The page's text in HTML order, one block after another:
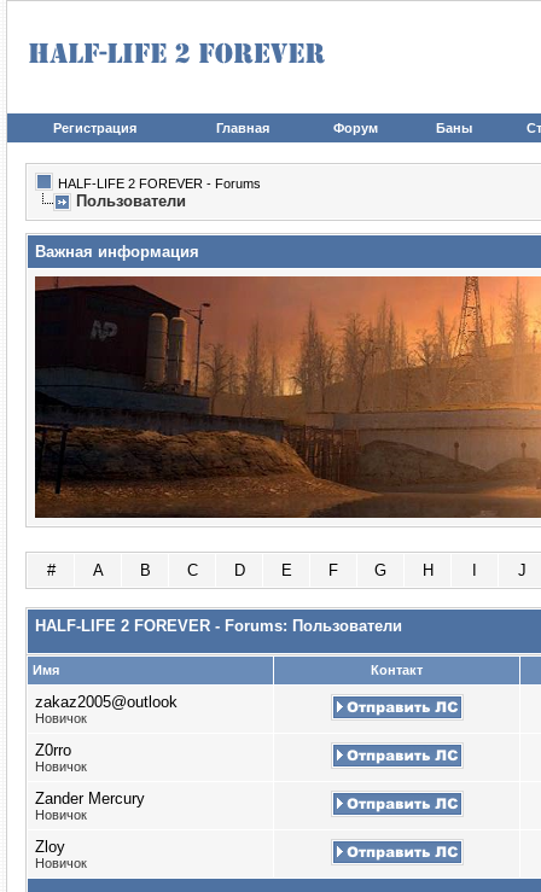
Регистрация Главная Форум Баны
HALF-LIFE 2 FOREVER - Forums
Пользователи
Важная информация
# A B C D E F G H J
HALF-LIFE 2 FOREVER - Forums: Пользователи
Имя Контакт
zakaz2005@outlook
Новичок
Z0rro
Новичок
Zander Mercury
Новичок
Zloy
Новичок